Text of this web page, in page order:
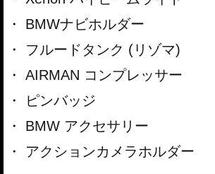
BMWナビホルダー
フルードタンク (リゾマ)
AIRMAN コンプレッサー
ピンバッジ
BMW アクセサリー
アクションカメラホルダー